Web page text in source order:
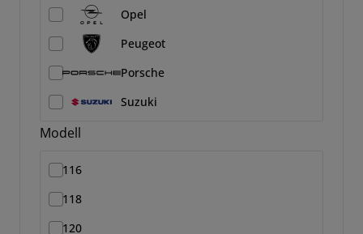
Opel
Peugeot
Porsche
Suzuki
Modell
116
118
120